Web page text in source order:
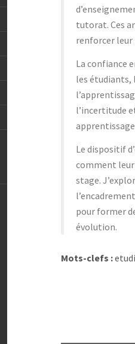
tutorat. Ces
renforcer
La confiance
les étudiants,
l’incertitude
Le dispositif
comment leur
stage.
pour former
évolution.
Mots-clefs :